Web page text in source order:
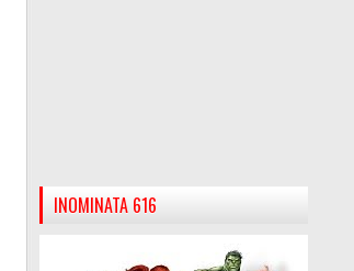
INOMINATA 616